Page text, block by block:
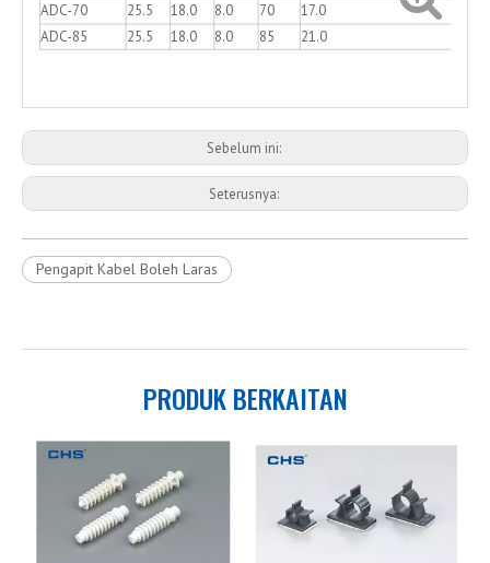
ADC-70
25.5 18.0 8.0 70
17.0
ADC-85
25.5 18.0 8.0 85 21.0
Sebelum ini:
Seterusnya:
Pengapit Kabel Boleh Laras
PRODUK BERKAITAN